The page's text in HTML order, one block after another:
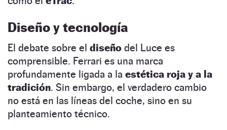
Diseño y tecnología
El debate sobre el diseño del Luce es
comprensible. Ferrari es una marca
profundamente ligada a la estética roja y a la
tradición. Sin embargo, el verdadero cambio
no está en las líneas del coche, sino en su
planteamiento técnico.